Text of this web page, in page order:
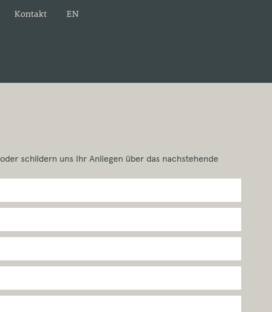
Kontakt EN
oder schildern uns Ihr Anliegen über das nachstehende